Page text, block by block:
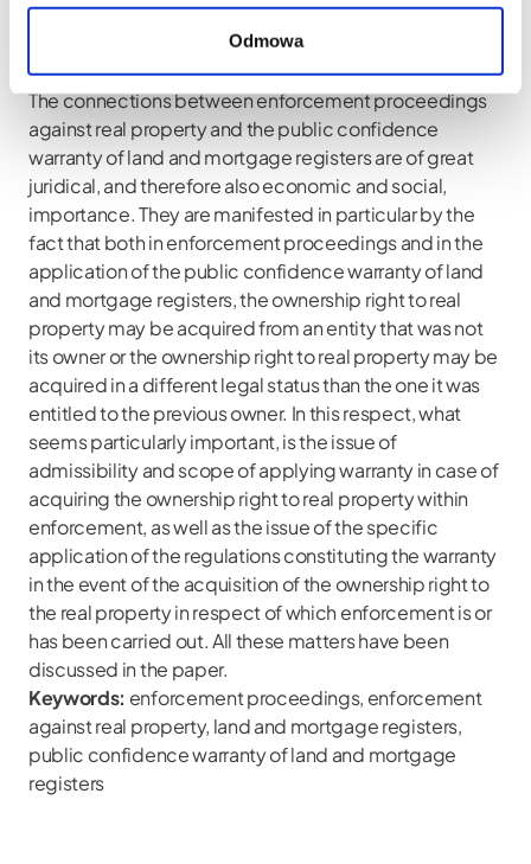
Odmowa
International Relations, Andrzej Frycz Modrzewski
Krakow University; notary public; ORCID: 0000-
0002-3546-8098
The connections between enforcement proceedings
against real property and the public confidence
warranty of land and mortgage registers are of great
juridical, and therefore also economic and social,
importance. They are manifested in particular by the
fact that both in enforcement proceedings and in the
application of the public confidence warranty of land
and mortgage registers, the ownership right to real
property may be acquired from an entity that was not
its owner or the ownership right to real property may be
acquired in a different legal status than the one it was
entitled to the previous owner. In this respect, what
seems particularly important, is the issue of
admissibility and scope of applying warranty in case of
acquiring the ownership right to real property within
enforcement, as well as the issue of the specific
application of the regulations constituting the warranty
in the event of the acquisition of the ownership right to
the real property in respect of which enforcement is or
has been carried out. All these matters have been
discussed in the paper.
Keywords: enforcement proceedings, enforcement
against real property, land and mortgage registers,
public confidence warranty of land and mortgage
registers